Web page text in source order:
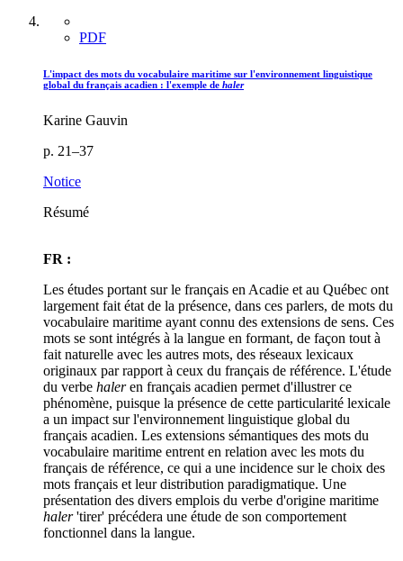
PDF
L'impact des mots du vocabulaire maritime sur l'environnement linguistique
global du français acadien : l'exemple de haler
Karine Gauvin
p. 21–37
Notice
Résumé
FR :
Les études portant sur le français en Acadie et au Québec ont
largement fait état de la présence, dans ces parlers, de mots du
vocabulaire maritime ayant connu des extensions de sens. Ces
mots se sont intégrés à la langue en formant, de façon tout à
fait naturelle avec les autres mots, des réseaux lexicaux
originaux par rapport à ceux du français de référence. L'étude
du verbe haleren français acadien permet d'illustrer ce
phénomène, puisque la présence de cette particularité lexicale
a un impact sur l'environnement linguistique global du
français acadien. Les extensions sémantiques des mots du
vocabulaire maritime entrent en relation avec les mots du
français de référence, ce qui a une incidence sur le choix des
mots français et leur distribution paradigmatique. Une
présentation des divers emplois du verbe d'origine maritime
haler'tirer' précédera une étude de son comportement
fonctionnel dans la langue.